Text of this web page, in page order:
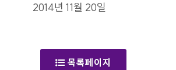
2014년 11월 20일
목록페이지